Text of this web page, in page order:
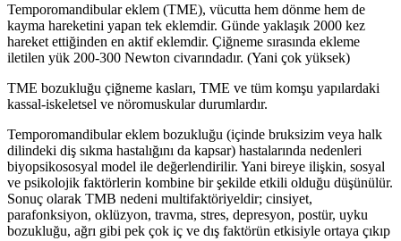
Temporomandibular eklem (TME), vücutta hem dönme hem de
kayma hareketini yapan tek eklemdir. Günde yaklaşık 2000 kez
hareket ettiğinden en aktif eklemdir. Çiğneme sırasında ekleme
iletilen yük 200-300 Newton civarındadır. (Yani çok yüksek)
TME bozukluğu çiğneme kasları, TME ve tüm komşu yapılardaki
kassal-iskeletsel ve nöromuskular durumlardır.
Temporomandibular eklem bozukluğu (içinde bruksizim veya halk
dilindeki diş sıkma hastalığını da kapsar) hastalarında nedenleri
biyopsikososyal model ile değerlendirilir. Yani bireye ilişkin, sosyal
ve psikolojik faktörlerin kombine bir şekilde etkili olduğu düşünülür.
Sonuç olarak TMB nedeni multifaktöriyeldir; cinsiyet,
parafonksiyon, oklüzyon, travma, stres, depresyon, postür, uyku
bozukluğu, ağrı gibi pek çok iç ve dış faktörün etkisiyle ortaya çıkıp